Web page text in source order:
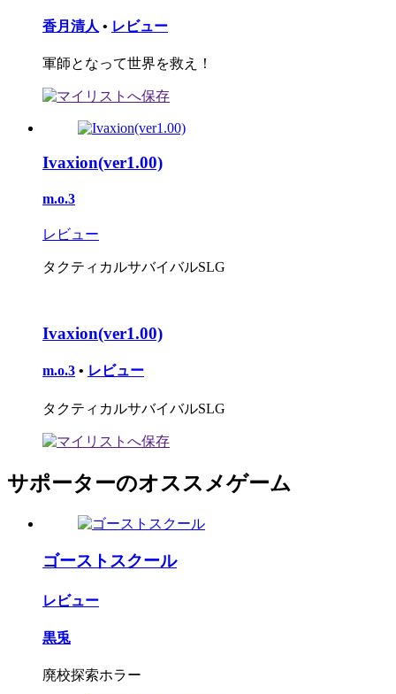
香月清人 • レビュー
軍師となって世界を救え！
Ivaxion(ver1.00)
m.o.3
レビュー
タクティカルサバイバルSLG
Ivaxion(ver1.00)
m.o.3 • レビュー
タクティカルサバイバルSLG
サポーターのオススメゲーム
ゴーストスクール
レビュー
黒兎
廃校探索ホラー